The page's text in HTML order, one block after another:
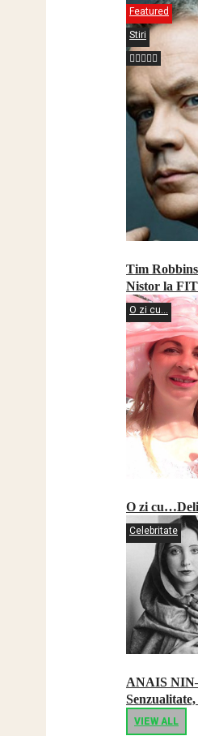
Featured
Stiri
Tim
Nistor la
O zi cu...
O zi
Celebritate
ANAIS
VIEW ALL